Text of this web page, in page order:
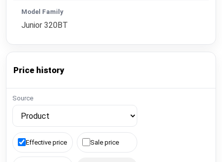
Model Family
Junior 320BT
Price history
Source
Effective price Sale price